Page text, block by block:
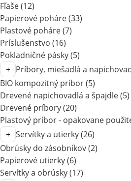
Fľaše(12)
Papierové poháre(33)
Plastové poháre(7)
Príslušenstvo (16)
Pokladničné pásky(5)
Príbory, miešadlá a
BIO kompozitný príbor(5)
Drevené napichovadlá a špajdle(5)
Drevené príbory(20)
Plastový príbor - opakovane
Servítky a utierky(26)
Obrúsky do zásobníkov(2)
Papierové utierky(6)
Servítky a obrúsky(17)